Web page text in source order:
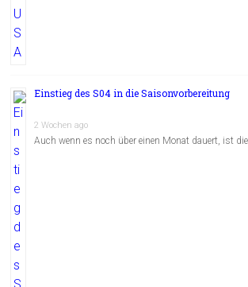
Einstieg des S04 in die Saisonvorbereitung
2 Wochen ago
Auch wenn es noch über einen Monat dauert, ist